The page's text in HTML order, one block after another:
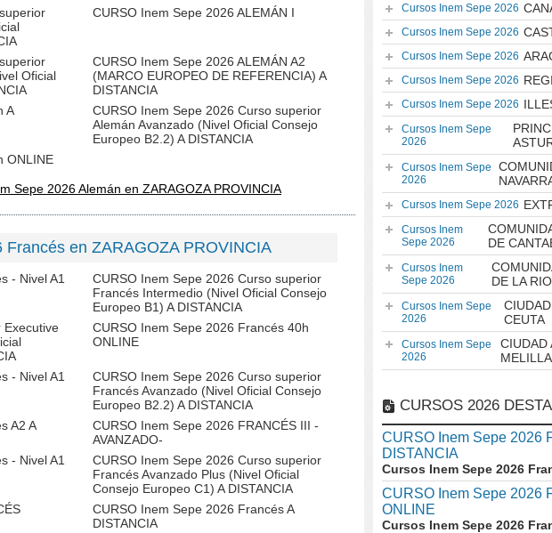
CURSO Inem Sepe 2026 ALEMÁN I
Oficial
CURSO Inem Sepe 2026 ALEMÁN A2
(MARCO EUROPEO DE REFERENCIA) A
DISTANCIA
A
CURSO Inem Sepe 2026 Curso superior
Alemán Avanzado (Nivel Oficial Consejo
Europeo B2.2) A DISTANCIA
ONLINE
Sepe 2026 Alemán en ZARAGOZA PROVINCIA
Francés en ZARAGOZA PROVINCIA
- Nivel A1
CURSO Inem Sepe 2026 Curso superior
Francés Intermedio (Nivel Oficial Consejo
Europeo B1) A DISTANCIA
Executive
CURSO Inem Sepe 2026 Francés 40h
ONLINE
- Nivel A1
CURSO Inem Sepe 2026 Curso superior
Francés Avanzado (Nivel Oficial Consejo
Europeo B2.2) A DISTANCIA
A2 A
CURSO Inem Sepe 2026 FRANCÉS III -
AVANZADO-
- Nivel A1
CURSO Inem Sepe 2026 Curso superior
Francés Avanzado Plus (Nivel Oficial
Consejo Europeo C1) A DISTANCIA
CURSO Inem Sepe 2026 Francés A
DISTANCIA
Cursos Inem Sepe 2026
Cursos Inem Sepe 2026
Cursos Inem Sepe 2026
Cursos Inem Sepe 2026
Cursos Inem Sepe 2026
Cursos Inem Sepe
2026
Cursos Inem Sepe
2026
Cursos Inem Sepe 2026
Cursos Inem
Sepe 2026
DE
Cursos Inem
Sepe 2026
DE LA
Cursos Inem Sepe
2026
CEUTA
Cursos Inem Sepe
2026
CIUDAD
MELILLA
CURSOS 2026
CURSO Inem Sepe 2026
DISTANCIA
Cursos Inem Sepe 2026
CURSO Inem Sepe 2026
ONLINE
Cursos Inem Sepe 2026